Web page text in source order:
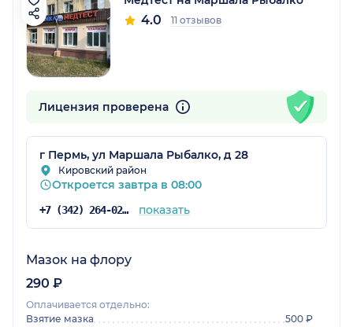
4.0 11 отзывов
Лицензия проверена
г Пермь, ул Маршала Рыбалко, д 28
Кировский район
Откроется завтра в 08:00
+7 (342) 264-02-09 показать
Мазок на флору
290 ₽
Оплачивается отдельно:
Взятие мазка
500 ₽